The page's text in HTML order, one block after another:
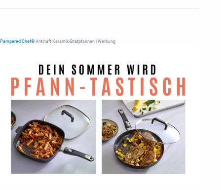
Pampered Chef® Antihaft Keramik-Bratpfannen | Werbung